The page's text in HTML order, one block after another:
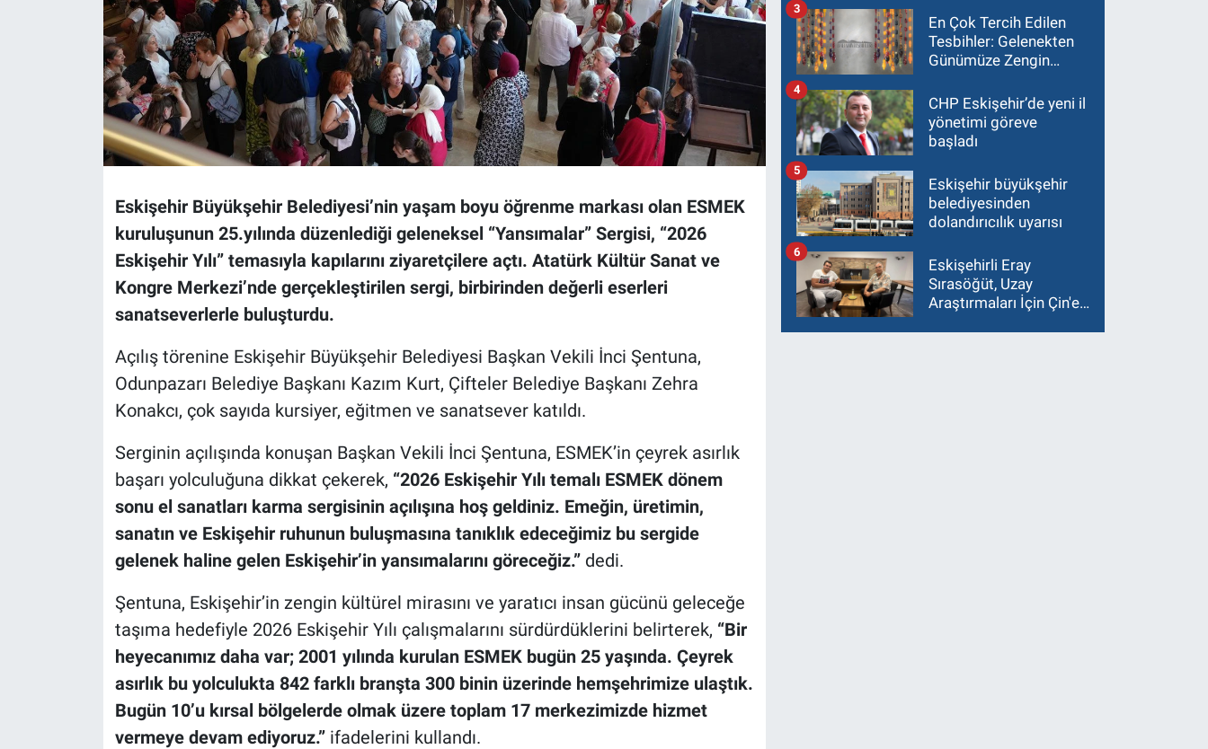
Eskişehir Büyükşehir Belediyesi’nin yaşam boyu öğrenme markası olan ESMEK
kuruluşunun 25.yılında düzenlediği geleneksel “Yansımalar” Sergisi, “2026
Eskişehir Yılı” temasıyla kapılarını ziyaretçilere açtı. Atatürk Kültür Sanat ve
Kongre Merkezi’nde gerçekleştirilen sergi, birbirinden değerli eserleri
sanatseverlerle buluşturdu.
Açılış törenine Eskişehir Büyükşehir Belediyesi Başkan Vekili İnci Şentuna,
Odunpazarı Belediye Başkanı Kazım Kurt, Çifteler Belediye Başkanı Zehra
Konakcı, çok sayıda kursiyer, eğitmen ve sanatsever katıldı.
Serginin açılışında konuşan Başkan Vekili İnci Şentuna, ESMEK’in çeyrek asırlık
başarı yolculuğuna dikkat çekerek, “2026 Eskişehir Yılı temalı ESMEK dönem
sonu el sanatları karma sergisinin açılışına hoş geldiniz. Emeğin, üretimin,
sanatın ve Eskişehir ruhunun buluşmasına tanıklık edeceğimiz bu sergide
gelenek haline gelen Eskişehir’in yansımalarını göreceğiz.” dedi.
Şentuna, Eskişehir’in zengin kültürel mirasını ve yaratıcı insan gücünü geleceğe
taşıma hedefiyle 2026 Eskişehir Yılı çalışmalarını sürdürdüklerini belirterek, “Bir
heyecanımız daha var; 2001 yılında kurulan ESMEK bugün 25 yaşında. Çeyrek
asırlık bu yolculukta 842 farklı branşta 300 binin üzerinde hemşehrimize ulaştık.
Bugün 10’u kırsal bölgelerde olmak üzere toplam 17 merkezimizde hizmet
vermeye devam ediyoruz.”ifadelerini kullandı.
En Çok Tercih Edilen
Tesbihler: Gelenekten
Günümüze Zengin
3
CHP Eskişehir’de yeni il
yönetimi göreve
başladı
4
Eskişehir büyükşehir
belediyesinden
dolandırıcılık uyarısı
5
Eskişehirli Eray
Sırasöğüt, Uzay
Araştırmaları İçin Çin'e
6
Bilim ve Teknoloji